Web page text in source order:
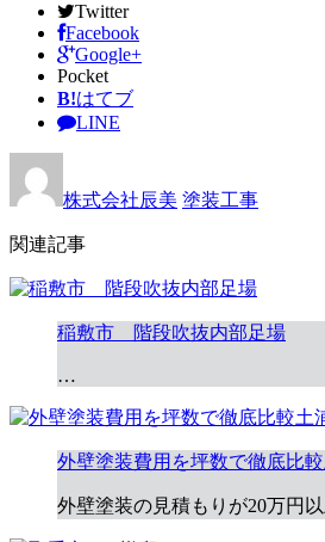
Twitter
Facebook
Google+
Pocket
B!はてブ
LINE
株式会社辰美 塗装工事
関連記事
稲敷市 階段吹抜内部足場
…
外壁塗装費用を坪数で徹底比
外壁塗装の見積もりが20万円